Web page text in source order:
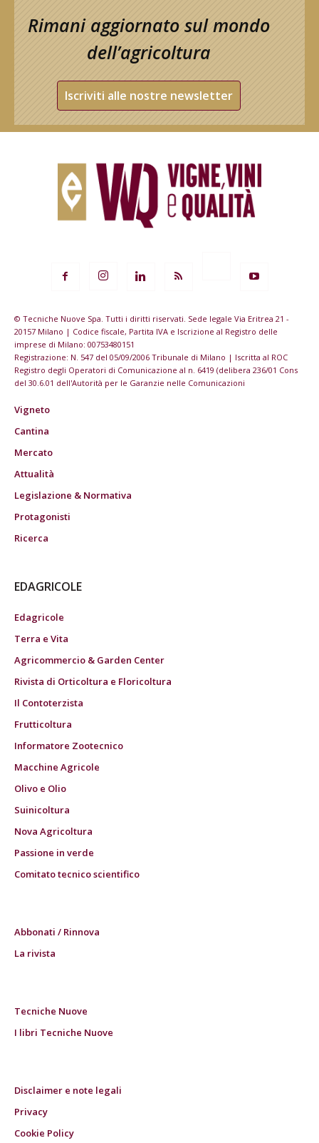
Rimani aggiornato sul mondo
dell’agricoltura
Iscriviti alle nostre newsletter
© Tecniche Nuove Spa. Tutti i diritti riservati. Sede legale Via Eritrea 21 -
20157 Milano | Codice fiscale, Partita IVA e Iscrizione al Registro delle
imprese di Milano: 00753480151
Registrazione: N. 547 del 05/09/2006 Tribunale di Milano | Iscritta al ROC
Registro degli Operatori di Comunicazione al n. 6419 (delibera 236/01 Cons
del 30.6.01 dell'Autorità per le Garanzie nelle Comunicazioni
Vigneto
Cantina
Mercato
Attualità
Legislazione & Normativa
Protagonisti
Ricerca
EDAGRICOLE
Edagricole
Terra e Vita
Agricommercio & Garden Center
Rivista di Orticoltura e Floricoltura
Il Contoterzista
Frutticoltura
Informatore Zootecnico
Macchine Agricole
Olivo e Olio
Suinicoltura
Nova Agricoltura
Passione in verde
Comitato tecnico scientifico
Abbonati / Rinnova
La rivista
Tecniche Nuove
I libri Tecniche Nuove
Disclaimer e note legali
Privacy
Cookie Policy